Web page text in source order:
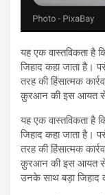
यह एक वास्तविकता है
जिहाद कहा जाता है।
तरह की हिंसात्मक
क़ुरआन की इस आयत से
यह एक वास्तविकता है
जिहाद कहा जाता है।
तरह की हिंसात्मक
क़ुरआन की इस आयत से
उनके साथ बड़ा जिहाद